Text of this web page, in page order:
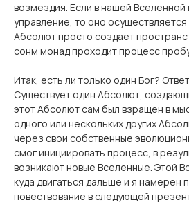
возмездия. Если в нашей Вселенной
управление, то оно
Абсолют просто создает
сонм монад проходит процесс
Итак, есть ли только один Бог?
Существует один Абсолют,
этот Абсолют сам был взращен в
одного или нескольких других
через свои собственные
смог инициировать процесс, в
возникают новые Вселенные. Этой
куда двигаться дальше и я намерен
повествование в следующей